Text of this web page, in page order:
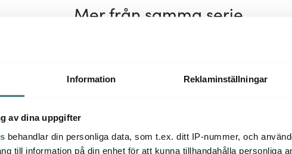
Information Reklaminställningar
av dina uppgifter
behandlar din personliga data, som t.ex. ditt IP-nummer, och
till information på din enhet för att kunna tillhandahålla personliga
Mer från samma serie